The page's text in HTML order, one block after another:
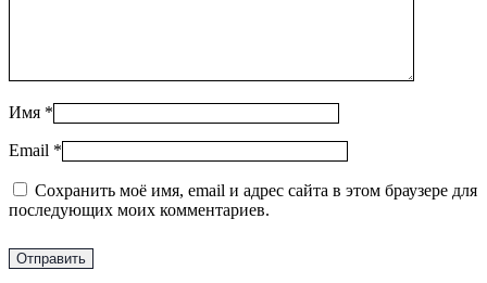
Имя *
Email *
Сохранить моё имя, email и адрес сайта в этом браузере для
последующих моих комментариев.